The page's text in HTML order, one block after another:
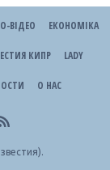
ВІДЕО ЕКОНОМІКА
КИПР LADY
О НАС